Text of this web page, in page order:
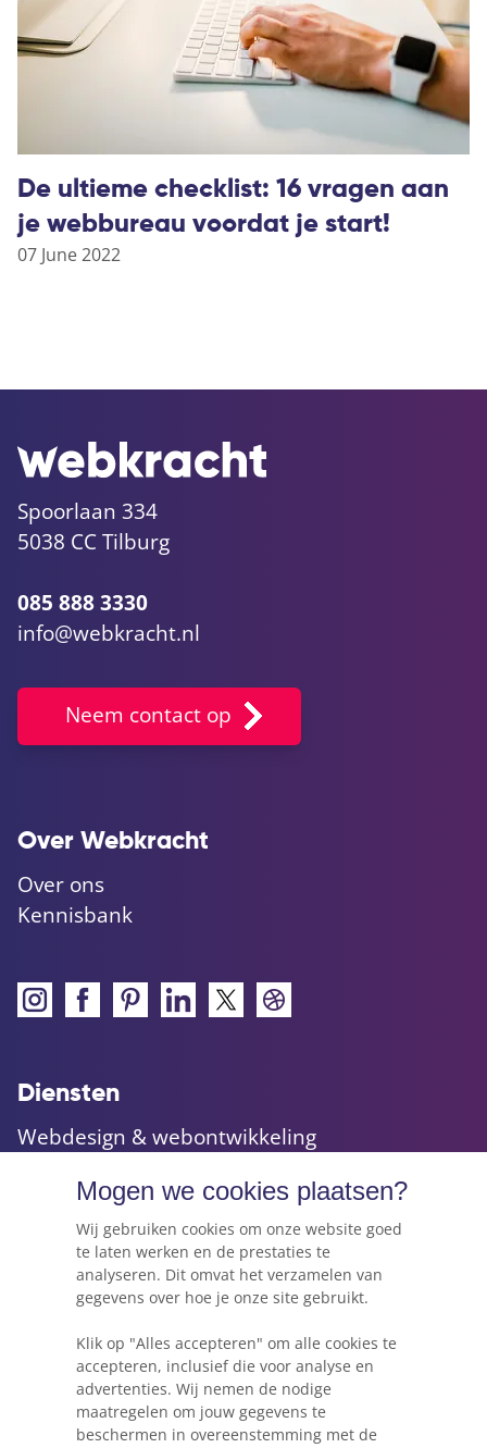
De ultieme checklist: 16 vragen aan
je webbureau voordat je start!
07 June 2022
Spoorlaan 334
5038 CC Tilburg
085 888 3330
info@webkracht.nl
Neem contact op
Over Webkracht
Over ons
Kennisbank
Diensten
Webdesign & webontwikkeling
Online marketing & advies
Hosting, e-mail & domeinnamen
Webkracht's blog
5 dingen die je moet weten voordat je een
website gaat beginnen
Waarom Wordpress niet altijd de beste keuze
Mogen we cookies plaatsen?
Wij gebruiken cookies om onze website goed
te laten werken en de prestaties te
analyseren. Dit omvat het verzamelen van
gegevens over hoe je onze site gebruikt.
Klik op "Alles accepteren" om alle cookies te
accepteren, inclusief die voor analyse en
advertenties. Wij nemen de nodige
maatregelen om jouw gegevens te
beschermen in overeenstemming met de